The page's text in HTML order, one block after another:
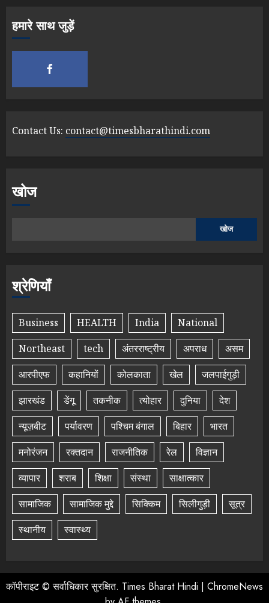
हमारे साथ जुड़ें
Contact Us: contact@timesbharathindi.com
खोज
खोज
श्रेणियाँ
Business HEALTH India
National
Northeast
tech अंतरराष्ट्रीय अपराध
असम
आरपीएफ
कहानियों कोलकाता खेल
जलपाईगुड़ी
झारखंड
डेंगू तकनीक त्योहार दुनिया
देश
न्यूज़बीट
पर्यावरण पश्चिम बंगाल बिहार
भारत
मनोरंजन
रक्तदान राजनीतिक रेल
विज्ञान
व्यापार
शराब शिक्षा संस्था
साक्षात्कार
सामाजिक
सामाजिक मुद्दे सिक्किम सिलीगुड़ी
सूत्र
स्थानीय
स्वास्थ्य
कॉपीराइट © सर्वाधिकार सुरक्षित. Times Bharat Hindi | ChromeNews